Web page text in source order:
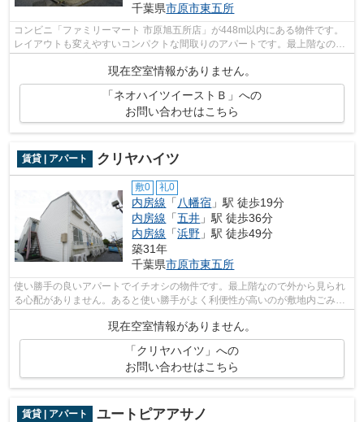
千葉県市原市東五所
コンビニ「ファミリーマート 市原旭五所店」が448m以内にある物件です。
レイアウトも変えやすいコンパクトな間取りのアパートです。最上階なので
現在空室情報がありません。
「ネオハイツイーストＢ」への
お問い合わせはこちら
賃貸 | アパート クリヤハイツ
敷0 礼0
内房線 「八幡宿 」駅 徒歩19分
内房線 「五井 」駅 徒歩36分
内房線 「浜野 」駅 徒歩49分
築31年
千葉県市原市東五所
使い勝手の良いアパートでイチオシの物件です。最上階なので外から見られ
る心配がありません。あると使い勝手がよく利便性が高いのが敷地内ごみ置
き場です。お家でパソコン使いたい方...
現在空室情報がありません。
「クリヤハイツ」への
お問い合わせはこちら
賃貸 | アパート ユートピアアサノ